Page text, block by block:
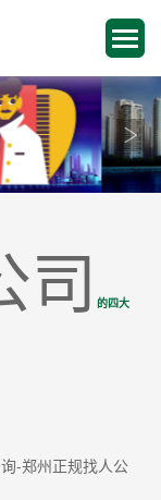
司 的四大
-郑州正规找人公